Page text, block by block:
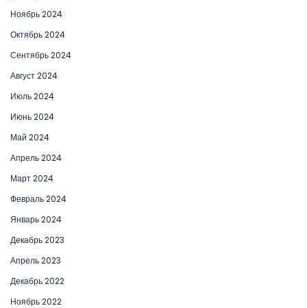
Ноябрь 2024
Октябрь 2024
Сентябрь 2024
Август 2024
Июль 2024
Июнь 2024
Май 2024
Апрель 2024
Март 2024
Февраль 2024
Январь 2024
Декабрь 2023
Апрель 2023
Декабрь 2022
Ноябрь 2022